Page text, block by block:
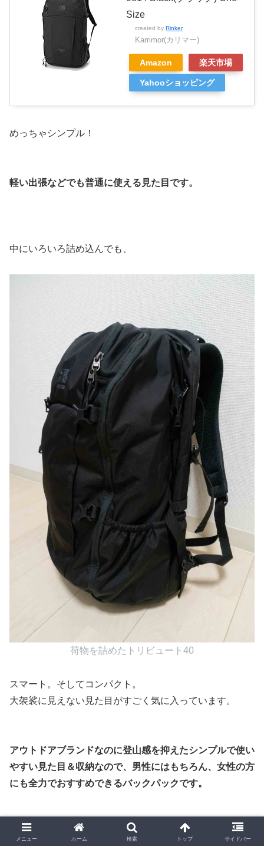
Size
created by Rinker
Karrimor(カリマー)
Amazon 楽天市場
Yahooショッピング
めっちゃシンプル！
軽い出張などでも普通に使える見た目です。
中にいろいろ詰め込んでも、
荷物を詰めたトリビュート40
スマート。そしてコンパクト。
大袈裟に見えない見た目がすごく気に入っています。
アウトドアブランドなのに登山感を抑えたシンプルで使い
やすい見た目＆収納なので、男性にはもちろん、女性の方
にも全力でおすすめできるバックパックです。
メニュー ホーム 検索 トップ サイドバー